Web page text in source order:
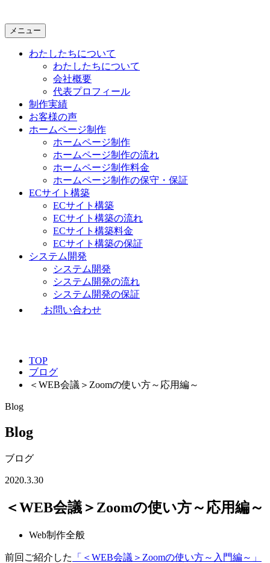
メニュー
わたしたちについて
わたしたちについて
会社概要
代表プロフィール
制作実績
お客様の声
ホームページ制作
ホームページ制作
ホームページ制作の流れ
ホームページ制作料金
ホームページ制作の保守・保証
ECサイト構築
ECサイト構築
ECサイト構築の流れ
ECサイト構築料金
ECサイト構築の保証
システム開発
システム開発
システム開発の流れ
システム開発の保証
お問い合わせ
TOP
ブログ
＜WEB会議＞Zoomの使い方～応用編～
Blog
Blog
ブログ
2020.3.30
＜WEB会議＞Zoomの使い方～応用編～
Web制作全般
前回ご紹介した
「＜WEB会議＞Zoomの使い方～入門編～」